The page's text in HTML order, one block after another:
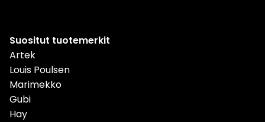
Suositut tuotemerkit
Artek
Louis Poulsen
Marimekko
Gubi
Hay